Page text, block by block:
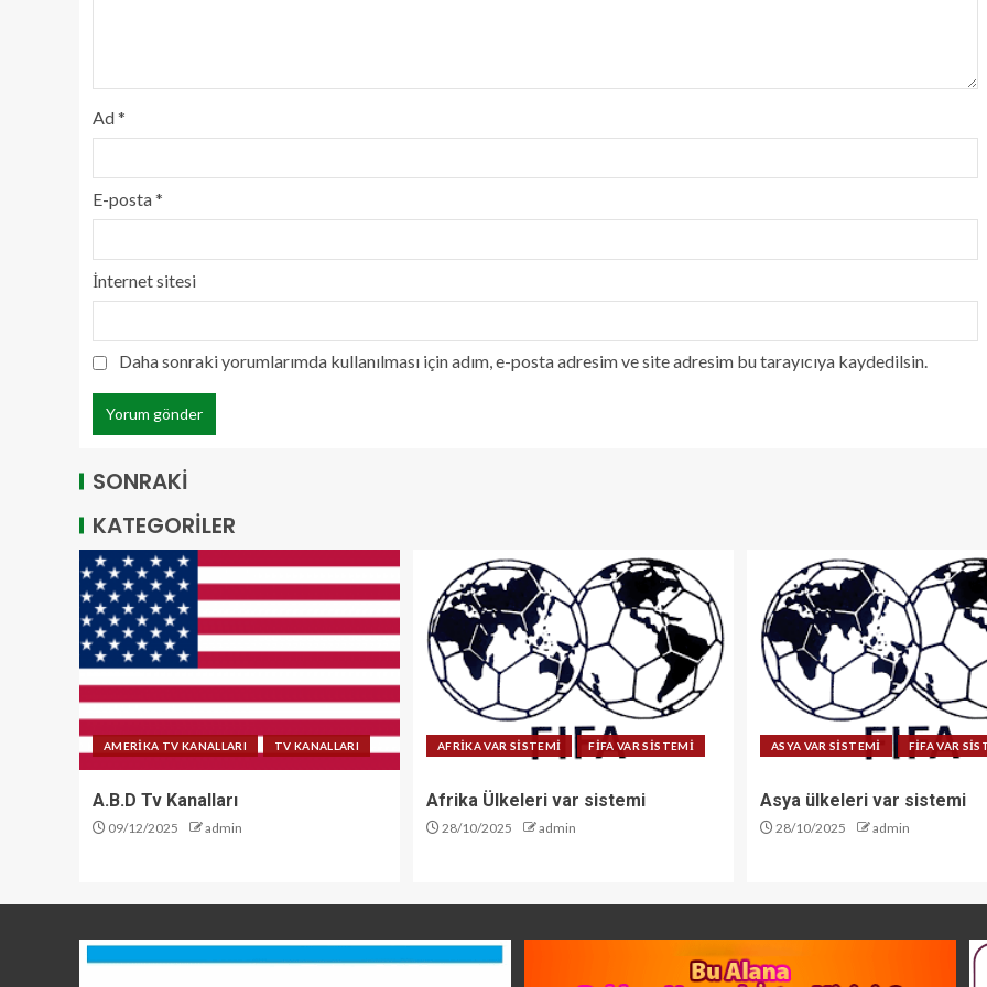
Ad*
E-posta*
İnternet sitesi
Daha sonraki yorumlarımda kullanılması için adım, e-posta adresim ve site adresim bu tarayıcıya kaydedilsin.
SONRAKİ
KATEGORİLER
AMERİKA TV KANALLARI TV KANALLARI
A.B.D Tv Kanalları
09/12/2025 admin
AFRİKA VAR SİSTEMİ FİFA VAR SİSTEMİ
Afrika Ülkeleri var sistemi
28/10/2025 admin
ASYA VAR SİSTEMİ FİFA VAR
Asya ülkeleri var sistemi
28/10/2025 admin